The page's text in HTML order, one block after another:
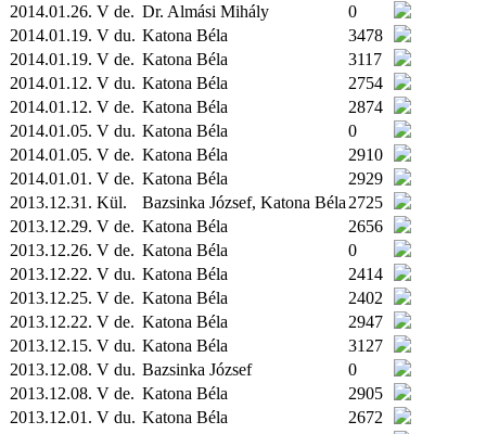
2014.01.26. V de. Dr. Almási Mihály
0
2014.01.19. V du. Katona Béla
3478
2014.01.19. V de. Katona Béla
3117
2014.01.12. V du. Katona Béla
2754
2014.01.12. V de. Katona Béla
2874
2014.01.05. V du. Katona Béla
0
2014.01.05. V de. Katona Béla
2910
2014.01.01. V de. Katona Béla
2929
2013.12.31. Kül. Bazsinka József, Katona Béla 2725
2013.12.29. V de. Katona Béla
2656
2013.12.26. V de. Katona Béla
0
2013.12.22. V du. Katona Béla
2414
2013.12.25. V de. Katona Béla
2402
2013.12.22. V de. Katona Béla
2947
2013.12.15. V du. Katona Béla
3127
2013.12.08. V du. Bazsinka József
0
2013.12.08. V de. Katona Béla
2905
2013.12.01. V du. Katona Béla
2672